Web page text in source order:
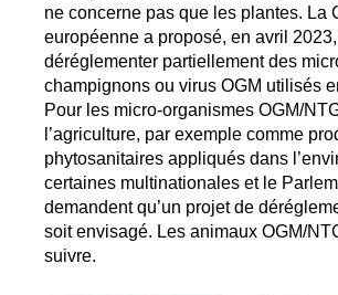
ne concerne pas que les plantes. La
européenne a proposé, en avril
déréglementer partiellement des
champignons ou virus OGM utilisés
Pour les micro-organismes OGM/
l’agriculture, par exemple comme
phytosanitaires appliqués dans
certaines multinationales et le
demandent qu’un projet de
soit envisagé. Les animaux OGM/
suivre.